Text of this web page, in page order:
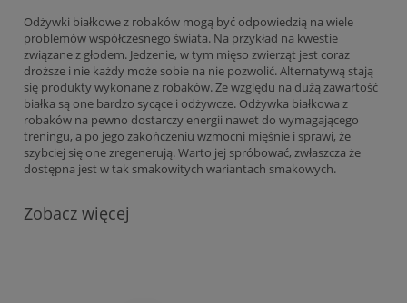
Odżywki białkowe z robaków mogą być odpowiedzią na wiele
problemów współczesnego świata. Na przykład na kwestie
związane z głodem. Jedzenie, w tym mięso zwierząt jest coraz
droższe i nie każdy może sobie na nie pozwolić. Alternatywą stają
się produkty wykonane z robaków. Ze względu na dużą zawartość
białka są one bardzo sycące i odżywcze. Odżywka białkowa z
robaków na pewno dostarczy energii nawet do wymagającego
treningu, a po jego zakończeniu wzmocni mięśnie i sprawi, że
szybciej się one zregenerują. Warto jej spróbować, zwłaszcza że
dostępna jest w tak smakowitych wariantach smakowych.
Zobacz więcej